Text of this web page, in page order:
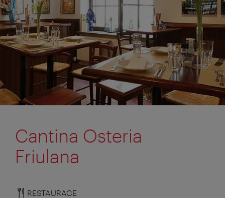
Cantina Osteria
Friulana
RESTAURACE